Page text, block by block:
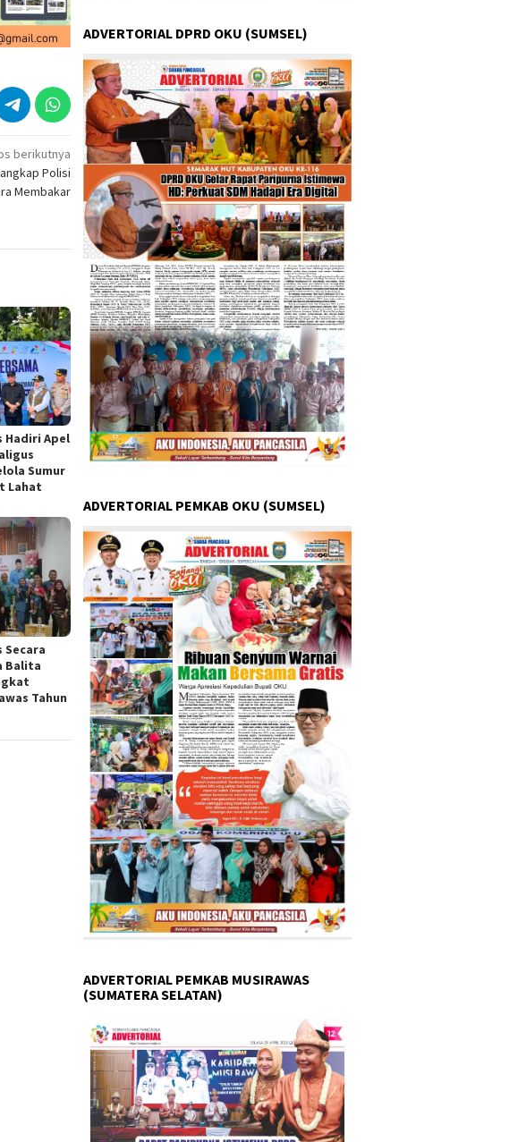
berikutnya
Polisi
Membakar
Hadiri Apel
Sumur
Lahat
Secara
Balita
Tahun
ADVERTORIAL DPRD OKU (SUMSEL)
ADVERTORIAL PEMKAB OKU (SUMSEL)
ADVERTORIAL PEMKAB MUSIRAWAS
(SUMATERA SELATAN)